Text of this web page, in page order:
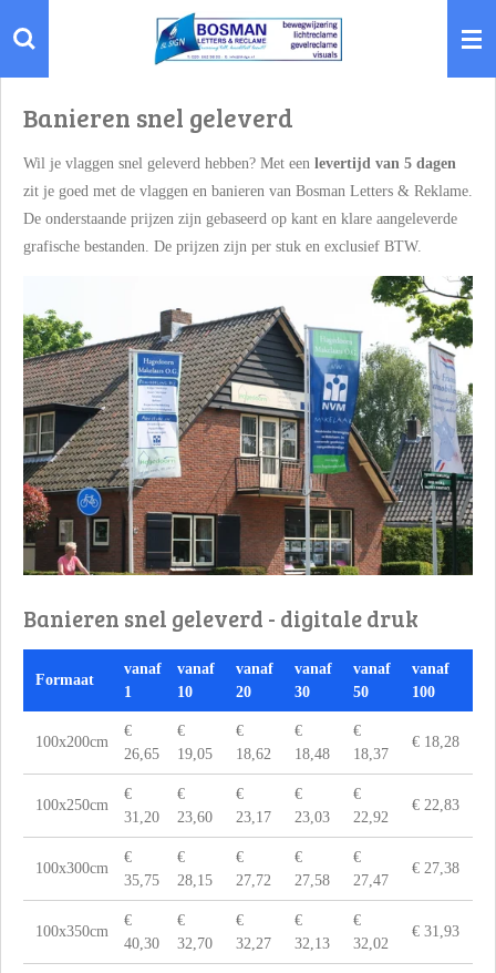
direct
naar
Banieren snel geleverd
Wil je vlaggen snel geleverd hebben? Met een levertijd van 5 dagen
zit je goed met de vlaggen en banieren van Bosman Letters & Reklame.
De onderstaande prijzen zijn gebaseerd op kant en klare aangeleverde
grafische bestanden. De prijzen zijn per stuk en exclusief BTW.
Banieren snel geleverd - digitale druk
Formaat
vanaf
1
vanaf
10
vanaf
20
vanaf
30
vanaf
50
vanaf
100
100x200cm
€
26,65
€
19,05
€
18,62
€
18,48
€
18,37
€ 18,28
100x250cm
€
31,20
€
23,60
€
23,17
€
23,03
€
22,92
€ 22,83
100x300cm
€
35,75
€
28,15
€
27,72
€
27,58
€
27,47
€ 27,38
100x350cm
€
40,30
€
32,70
€
32,27
€
32,13
€
32,02
€ 31,93